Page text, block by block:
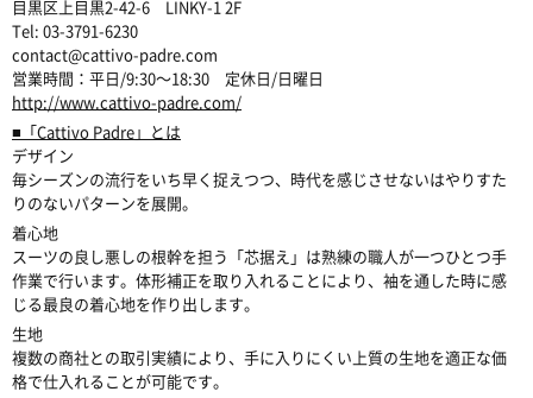
目黒区上目黒2-42-6 LINKY-1 2F
Tel: 03-3791-6230
contact@cattivo-padre.com
営業時間：平日/9:30〜18:30 定休日/日曜日
http://www.cattivo-padre.com/
■「Cattivo Padre」とは
デザイン
毎シーズンの流行をいち早く捉えつつ、時代を感じさせないはやりすた
りのないパターンを展開。
着心地
スーツの良し悪しの根幹を担う「芯据え」は熟練の職人が一つひとつ手
作業で行います。体形補正を取り入れることにより、袖を通した時に感
じる最良の着心地を作り出します。
生地
複数の商社との取引実績により、手に入りにくい上質の生地を適正な価
格で仕入れることが可能です。